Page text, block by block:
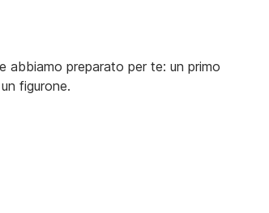
abbiamo preparato per te: un primo
figurone.